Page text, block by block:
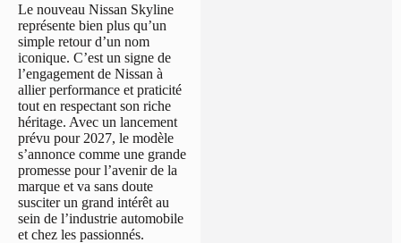
Le nouveau Nissan Skyline
représente bien plus qu’un
simple retour d’un nom
iconique. C’est un signe de
l’engagement de Nissan à
allier performance et praticité
tout en respectant son riche
héritage. Avec un lancement
prévu pour 2027, le modèle
s’annonce comme une grande
promesse pour l’avenir de la
marque et va sans doute
susciter un grand intérêt au
sein de l’industrie automobile
et chez les passionnés.